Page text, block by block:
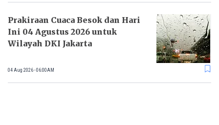
Prakiraan Cuaca Besok dan Hari
Ini 04 Agustus 2026 untuk
Wilayah DKI Jakarta
04 Aug 2026 - 06:00AM